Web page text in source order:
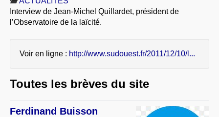
LIBRES OPINIONS
* [ connexion Adhérents ].
Interview de Jean-Michel Quillardet, président de
l’Observatoire de la laïcité.
Voir en ligne : http://www.sudouest.fr/2011/12/10/l...
Toutes les brèves du site
Ferdinand Buisson